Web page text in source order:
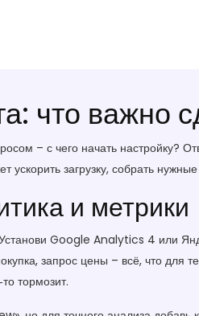
что важно
– с чего начать настройку?
ускорить загрузку, собрать
и метрики
Google Analytics 4 или
запрос цены – всё, что
тормозит.